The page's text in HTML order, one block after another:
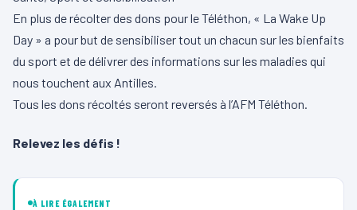
En plus de récolter des dons pour le Téléthon, « La Wake Up
Day » a pour but de sensibiliser tout un chacun sur les bienfaits
du sport et de délivrer des informations sur les maladies qui
nous touchent aux Antilles.
Tous les dons récoltés seront reversés à l’AFM Téléthon.
Relevez les défis !
À LIRE ÉGALEMENT